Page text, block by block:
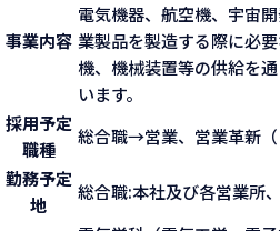
事業内容
電気機器、航空機、宇宙
業製品を製造する際に必
機、機械装置等の供給を
います。
採用予定
職種
総合職→営業、営業革新
勤務予定
地
総合職:本社及び各営業所